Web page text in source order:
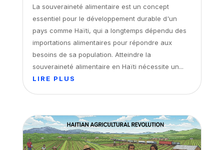
La souveraineté alimentaire est un concept
essentiel pour le développement durable d'un
pays comme Haïti, qui a longtemps dépendu des
importations alimentaires pour répondre aux
besoins de sa population. Atteindre la
souveraineté alimentaire en Haïti nécessite un...
LIRE PLUS